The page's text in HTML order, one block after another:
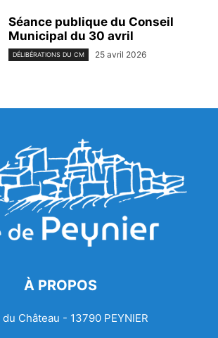
Séance publique du Conseil
Municipal du 30 avril
DÉLIBÉRATIONS DU CM 25 avril 2026
À PROPOS
du Château - 13790 PEYNIER